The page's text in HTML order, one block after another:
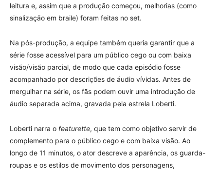
leitura e, assim que a produção começou, melhorias (como
sinalização em braile) foram feitas no set.
Na pós-produção, a equipe também queria garantir que a
série fosse acessível para um público cego ou com baixa
visão/visão parcial, de modo que cada episódio fosse
acompanhado por descrições de áudio vívidas. Antes de
mergulhar na série, os fãs podem ouvir uma introdução de
áudio separada acima, gravada pela estrela Loberti.
Loberti narra o featurette, que tem como objetivo servir de
complemento para o público cego e com baixa visão. Ao
longo de 11 minutos, o ator descreve a aparência, os guarda-
roupas e os estilos de movimento dos personagens,